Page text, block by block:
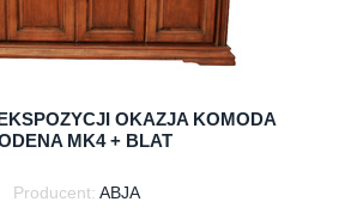
OKAZJA KOMODA
MK4 + BLAT
Producent: ABJA